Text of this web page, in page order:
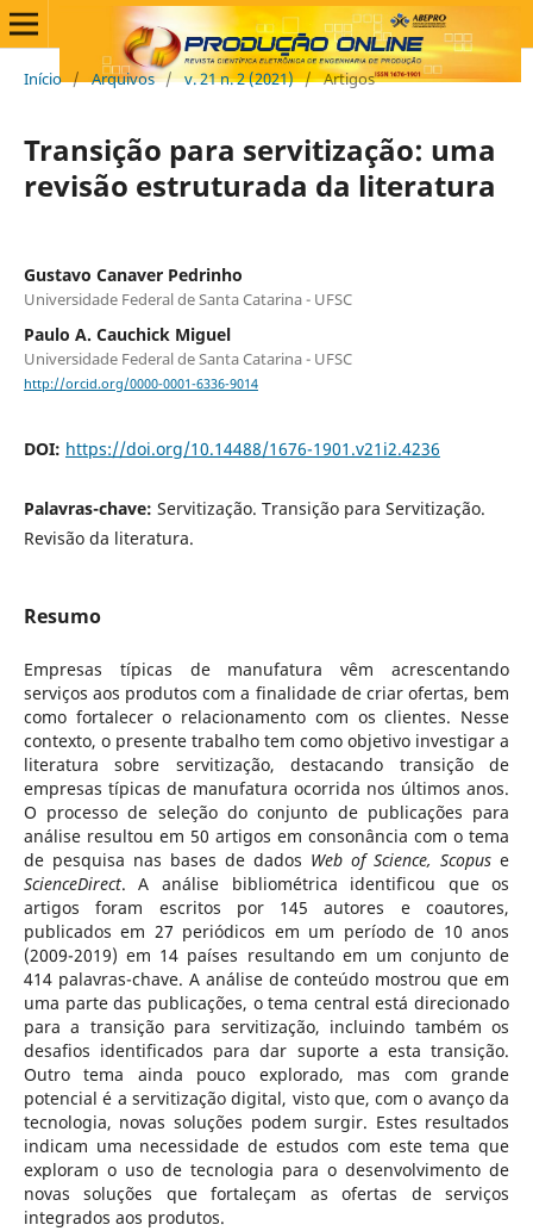
Início / Arquivos / v. 21 n. 2 (2021) / Artigos
Transição para servitização: uma
revisão estruturada da literatura
Gustavo Canaver Pedrinho
Universidade Federal de Santa Catarina - UFSC
Paulo A. Cauchick Miguel
Universidade Federal de Santa Catarina - UFSC
http://orcid.org/0000-0001-6336-9014
DOI: https://doi.org/10.14488/1676-1901.v21i2.4236
Palavras-chave: Servitização. Transição para Servitização.
Revisão da literatura.
Resumo
Empresas típicas de manufatura vêm acrescentando
serviços aos produtos com a finalidade de criar ofertas, bem
como fortalecer o relacionamento com os clientes. Nesse
contexto, o presente trabalho tem como objetivo investigar a
literatura sobre servitização, destacando transição de
empresas típicas de manufatura ocorrida nos últimos anos.
O processo de seleção do conjunto de publicações para
análise resultou em 50 artigos em consonância com o tema
de pesquisa nas bases de dados Web of Science, Scopus e
ScienceDirect. A análise bibliométrica identificou que os
artigos foram escritos por 145 autores e coautores,
publicados em 27 periódicos em um período de 10 anos
(2009-2019) em 14 países resultando em um conjunto de
414 palavras-chave. A análise de conteúdo mostrou que em
uma parte das publicações, o tema central está direcionado
para a transição para servitização, incluindo também os
desafios identificados para dar suporte a esta transição.
Outro tema ainda pouco explorado, mas com grande
potencial é a servitização digital, visto que, com o avanço da
tecnologia, novas soluções podem surgir. Estes resultados
indicam uma necessidade de estudos com este tema que
exploram o uso de tecnologia para o desenvolvimento de
novas soluções que fortaleçam as ofertas de serviços
integrados aos produtos.